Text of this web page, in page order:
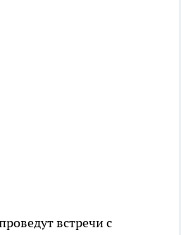
встречи с